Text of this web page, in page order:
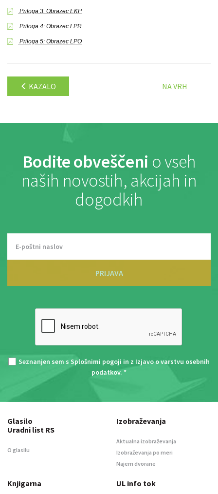
Priloga 3: Obrazec EKP
Priloga 4: Obrazec LPR
Priloga 5: Obrazec LPO
KAZALO NA VRH
Bodite obveščeni o vseh
naših novostih, akcijah in
dogodkih
PRIJAVA
Seznanjen sem s Splošnimi pogoji in z Izjavo o varstvu osebnih
podatkov. *
Glasilo
Uradni list RS
O glasilu
Izobraževanja
Aktualna izobraževanja
Izobraževanja po meri
Najem dvorane
Knjigarna UL info tok